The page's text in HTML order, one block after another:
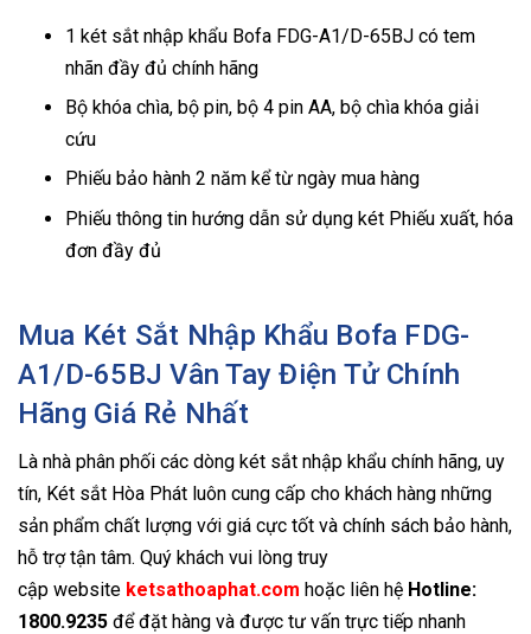
1 két sắt nhập khẩu Bofa FDG-A1/D-65BJ có tem
nhãn đầy đủ chính hãng
Bộ khóa chìa, bộ pin, bộ 4 pin AA, bộ chìa khóa giải
cứu
Phiếu bảo hành 2 năm kể từ ngày mua hàng
Phiếu thông tin hướng dẫn sử dụng két Phiếu xuất, hóa
đơn đầy đủ
Mua Két Sắt Nhập Khẩu Bofa FDG-
A1/D-65BJ Vân Tay Điện Tử Chính
Hãng Giá Rẻ Nhất
Là nhà phân phối các dòng két sắt nhập khẩu chính hãng, uy
tín, Két sắt Hòa Phát luôn cung cấp cho khách hàng những
sản phẩm chất lượng với giá cực tốt và chính sách bảo hành,
hỗ trợ tận tâm. Quý khách vui lòng truy
cập website ketsathoaphat.com hoặc liên hệ Hotline:
1800.9235 để đặt hàng và được tư vấn trực tiếp nhanh